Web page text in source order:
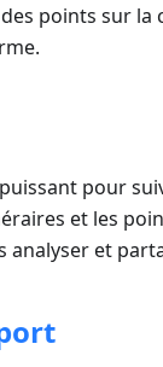
points sur la
pour
et les
analyser et